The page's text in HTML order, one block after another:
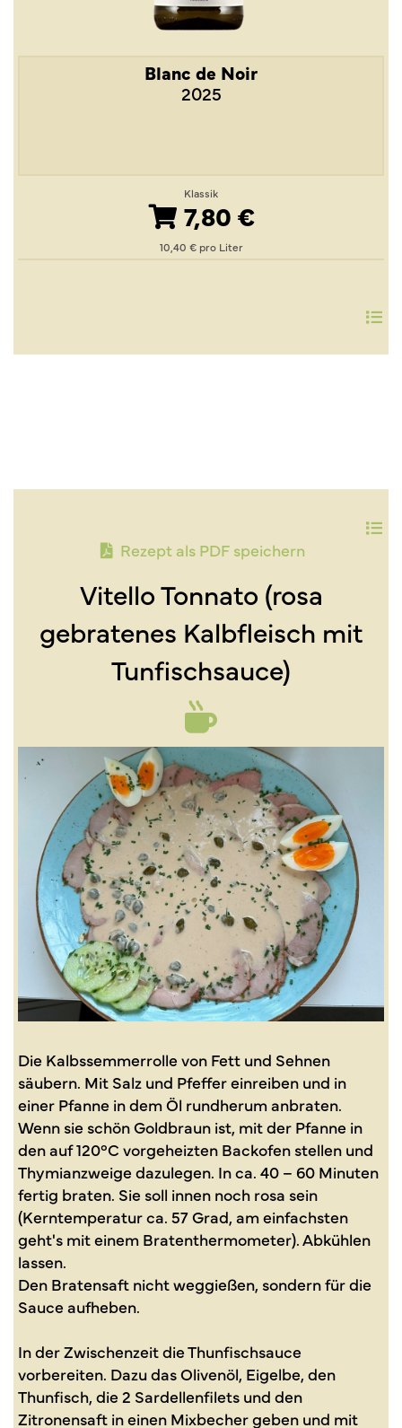
Blanc de Noir
2025
Klassik
7,80 €
10,40 € pro Liter
Rezept als PDF speichern
Vitello Tonnato (rosa
gebratenes Kalbfleisch mit
Tunfischsauce)
Die Kalbssemmerrolle von Fett und Sehnen
säubern. Mit Salz und Pfeffer einreiben und in
einer Pfanne in dem Öl rundherum anbraten.
Wenn sie schön Goldbraun ist, mit der Pfanne in
den auf 120°C vorgeheizten Backofen stellen und
Thymianzweige dazulegen. In ca. 40 – 60 Minuten
fertig braten. Sie soll innen noch rosa sein
(Kerntemperatur ca. 57 Grad, am einfachsten
geht's mit einem Bratenthermometer). Abkühlen
lassen.
Den Bratensaft nicht weggießen, sondern für die
Sauce aufheben.
In der Zwischenzeit die Thunfischsauce
vorbereiten. Dazu das Olivenöl, Eigelbe, den
Thunfisch, die 2 Sardellenfilets und den
Zitronensaft in einen Mixbecher geben und mit